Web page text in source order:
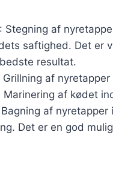
: Stegning af
saftighed. Det er
resultat.
Grillning af
Marinering af kødet
af
Det er en god